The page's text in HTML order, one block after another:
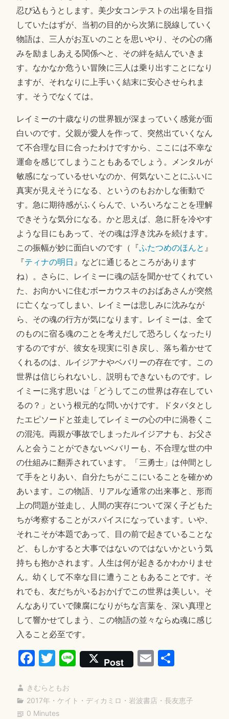
忍び込もうとします。美少女コンテストの出場を目指
していたはずが、当初の目的から次第に脱線していく
物語は、三人がお互いのことを思いやり、その心の痛
みを励ましあえる関係へと、その絆を結んでいきま
す。なかなか危うい冒険に三人は乗り出すことになり
ますが、それなりに上手いく結末に安心させられま
す。そうでなくては。
レイミーの十歳なりの世界観が深まっていく感覚が面
白いのです。父親が愛人を作って、突然出ていくなん
て不合理な目に合ったわけですから、ここには不幸な
運命を感じてしまうこともあるでしょう。メンタルが
敏感になっているせいなのか、何気ないことにふいに
真実が見えそうになる、というのもおかしな衝動で
す。急に期待感がふくらんで、いろいろなことを理解
できそうな気分になる。かと思えば、急に肝を冷やす
ような目にもあって、その魂は浮き沈みを続けます。
この振幅が妙に面白いのです（『ふたつめのほんと 』
『ティナの明日 』などに通じるところがあります
ね）。さらに、レイミーに魂の話を聞かせてくれてい
た、お向かいに住むボーカウスキのおばあさんが突然
に亡くなってしまい、レイミーは悲しみに沈みなが
ら、その魂の行方が気になります。レイミーは、全て
のものに宿る魂のことを考えだして恐ろしくなったり
するのですが、彼女を現実に引き戻し、落ち着かせて
くれるのは、ルイジアナやベバリーの存在です。この
世界は信じられないし、説明もできないものです。レ
イミーに兆す思いは「どうしてこの世界は存在してい
るの？」という根元的な問いかけです。ドタバタとし
たエピソードと並走してレイミーの心の中に渦巻くこ
の混沌。両親が事故でしまったルイジアナも、お父さ
んと会うことができないベバリーも、不合理な世の中
の仕組みに翻弄されています。「三勇士」は仲間とし
て手をとりあい、自分たちがここにいることを確かめ
あいます。この物語、リアルな通常の出来事と、形而
上の問題が並走し、人間の実存について深く子どもた
ちが考察することがスパイスになっています。いや、
それこそが本題であって、目の前で起きていることな
ど、もしかすると大事ではないのではないかという気
持ちも抱かされます。人生は何が起きるかわかりませ
ん。幼くして不幸な目に遭うこともあることです。そ
れでも、友だちがいるおかげでこの世界は美しい。そ
んなありていで陳腐になりがちな言葉を、深い真理と
して響かせてしまう、この物語の並々ならぬ魂に感じ
入ること必至です。
Fa
bo
ok
T
tte
r
Li
ne
Post E 共
きむらともお
2017年 ・ ケイト・ディカミロ ・ 岩波書店 ・ 長友恵子
0 Minutes